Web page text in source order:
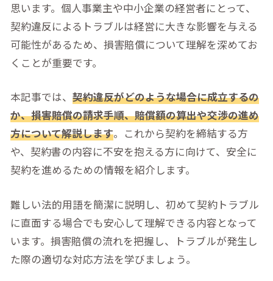
思います。個人事業主や中小企業の経営者にとって、
契約違反によるトラブルは経営に大きな影響を与える
可能性があるため、損害賠償について理解を深めてお
くことが重要です。
本記事では、 契約違反がどのような場合に成立するの
か、損害賠償の請求手順、賠償額の算出や交渉の進め
方について解説します。これから契約を締結する方
や、契約書の内容に不安を抱える方に向けて、安全に
契約を進めるための情報を紹介します。
難しい法的用語を簡潔に説明し、初めて契約トラブル
に直面する場合でも安心して理解できる内容となって
います。損害賠償の流れを把握し、トラブルが発生し
た際の適切な対応方法を学びましょう。